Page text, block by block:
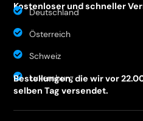
Kostenloser und schneller
Deutschland
Österreich
Schweiz
Luxemburg
Bestellungen, die wir vor
selben Tag versendet.